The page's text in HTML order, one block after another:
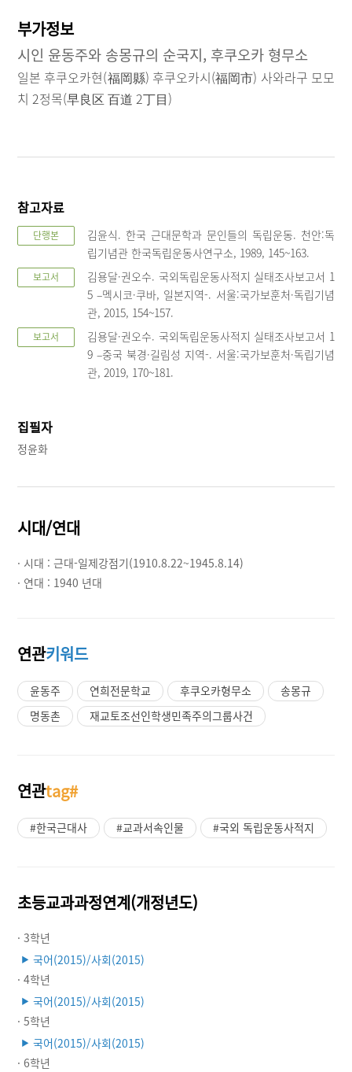
부가정보
시인 윤동주와 송몽규의 순국지, 후쿠오카 형무소
일본 후쿠오카현(福岡縣) 후쿠오카시(福岡市) 사와라구 모모
치 2정목(早良区 百道 2丁目)
참고자료
단행본
김윤식. 한국 근대문학과 문인들의 독립운동. 천안:독
립기념관 한국독립운동사연구소, 1989, 145~163.
보고서
김용달·권오수. 국외독립운동사적지 실태조사보고서 1
5 –멕시코·쿠바, 일본지역-. 서울:국가보훈처·독립기념
관, 2015, 154~157.
보고서
김용달·권오수. 국외독립운동사적지 실태조사보고서 1
9 –중국 북경·길림성 지역-. 서울:국가보훈처·독립기념
관, 2019, 170~181.
집필자
정윤화
시대/연대
· 시대 :근대-일제강점기(1910.8.22~1945.8.14)
· 연대 : 1940 년대
연관키워드
윤동주 연희전문학교 후쿠오카형무소
송몽규
명동촌
재교토조선인학생민족주의그룹사건
연관tag#
#한국근대사 #교과서속인물 #국외 독립운동사적지
초등교과과정연계(개정년도)
· 3학년
▶ 국어(2015)/사회(2015)
· 4학년
▶ 국어(2015)/사회(2015)
· 5학년
▶ 국어(2015)/사회(2015)
· 6학년